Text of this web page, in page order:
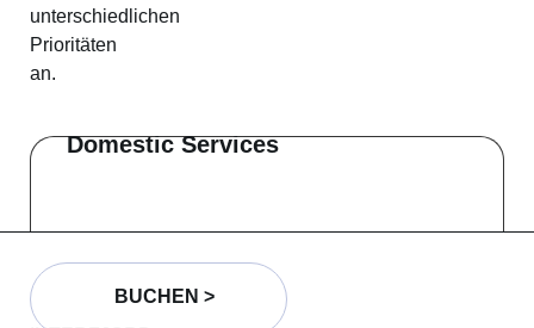
unterschiedlichen
Prioritäten
an.
Domestic Services
BUCHEN >